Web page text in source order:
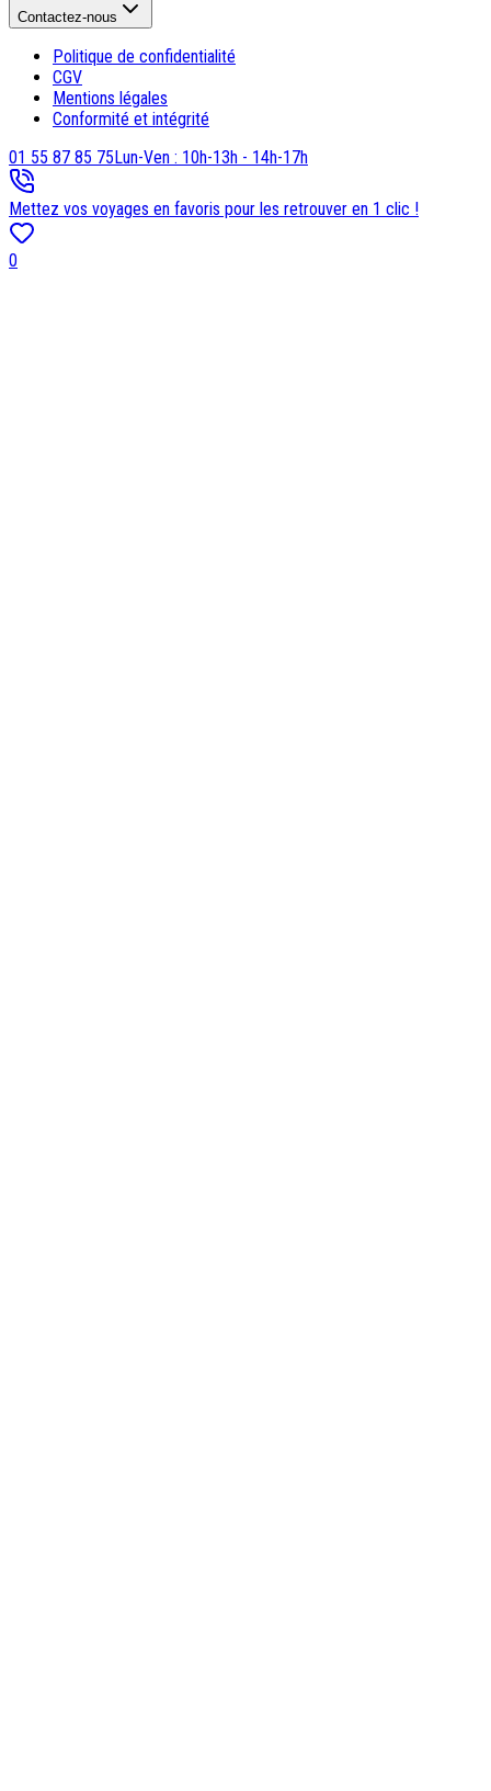
Contactez-nous
Politique de confidentialité
CGV
Mentions légales
Conformité et intégrité
01 55 87 85 75 Lun-Ven : 10h-13h - 14h-17h
Mettez vos voyages en favoris pour les retrouver en 1 clic !
0